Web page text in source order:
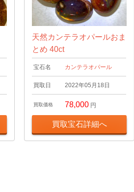
天然カンテラオパールおま
とめ 40ct
宝石名 カンテラオパール
買取日 2022年05月18日
買取価格 78,000 円
買取宝石詳細へ